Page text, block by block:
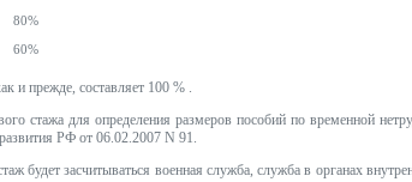
80%
60%
и прежде, составляет 100 % .
стажа для определения размеров пособий по временной
РФ от 06.02.2007 N 91.
будет засчитываться военная служба, служба в органах